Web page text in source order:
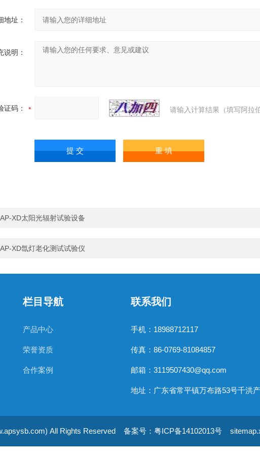
地址：
说明：
证码： 请输入计算结果（填写阿拉
AP-XD太阳光辐射试验设备
AP-XD氙灯老化测试试验仪
栏目导航
产品中心
荣誉资质
合作案例
联系我们
手机：18988712117
传真：86-0769-81084857
邮箱：3119507430@qq.com
All Rights Reserved 备案号：粤ICP备14102013号